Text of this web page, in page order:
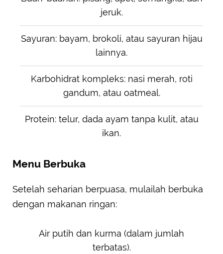
jeruk.
Sayuran: bayam, brokoli, atau sayuran hijau
lainnya.
Karbohidrat kompleks: nasi merah, roti
gandum, atau oatmeal.
Protein: telur, dada ayam tanpa kulit, atau
ikan.
Menu Berbuka
Setelah seharian berpuasa, mulailah berbuka
dengan makanan ringan:
Air putih dan kurma (dalam jumlah
terbatas).